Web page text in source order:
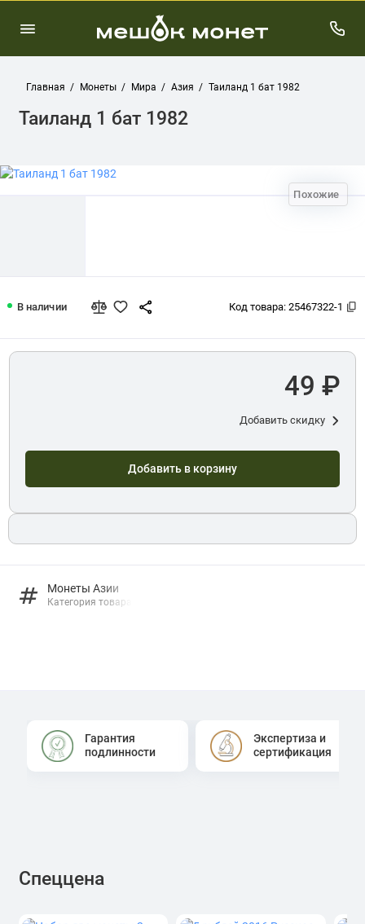
Главная Монеты Мира Азия Таиланд 1 бат 1982
Таиланд 1 бат 1982
Похожие
В наличии Код товара: 25467322-1
Монеты Азии
Категория товара
49 ₽
Добавить скидку
Добавить в корзину
Гарантия
подлинности
Экспертиза и
сертификация
Спеццена